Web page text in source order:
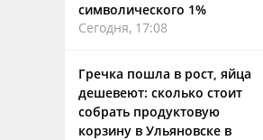
символического 1%
Сегодня, 17:08
Гречка пошла в рост, яйца
дешевеют: сколько стоит
собрать продуктовую
корзину в Ульяновске в